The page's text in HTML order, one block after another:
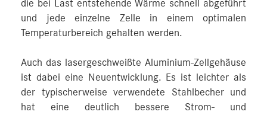
die bei Last entstehende Wärme schnell abgeführt
und jede einzelne Zelle in einem optimalen
Temperaturbereich gehalten werden.
Auch das lasergeschweißte Aluminium-Zellgehäuse
ist dabei eine Neuentwicklung. Es ist leichter als
der typischerweise verwendete Stahlbecher und
hat eine deutlich bessere Strom- und